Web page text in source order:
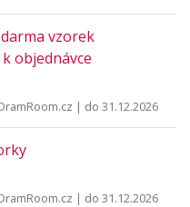
vzorek
objednávce
| do 31.12.2026
| do 31.12.2026